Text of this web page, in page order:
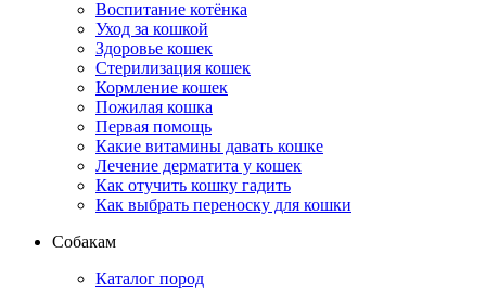
Воспитание котёнка
Уход за кошкой
Здоровье кошек
Стерилизация кошек
Кормление кошек
Пожилая кошка
Первая помощь
Какие витамины давать кошке
Лечение дерматита у кошек
Как отучить кошку гадить
Как выбрать переноску для кошки
Собакам
Каталог пород